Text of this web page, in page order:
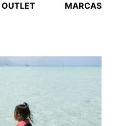
OUTLET MARCAS